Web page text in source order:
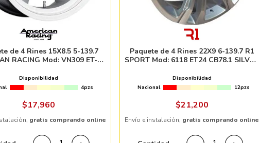
de 4 Rines 15X8.5 5-139.7
RACING Mod: VN309 ET-24
Disponibilidad
4pzs
$17,960
gratis comprando online
Paquete de 4 Rines 22X9 6-139.7 R1
SPORT Mod: 6118 ET24 CB78.1 SILVER
Disponibilidad
Nacional
12pzs
$21,200
Envío e instalación, gratis comprando online